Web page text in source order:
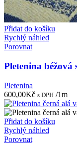
Přidat do košíku
Rychlý náhled
Porovnat
Pletenina
Pletenina
600,00Kč s DPH /1m
Přidat do košíku
Rychlý náhled
Porovnat